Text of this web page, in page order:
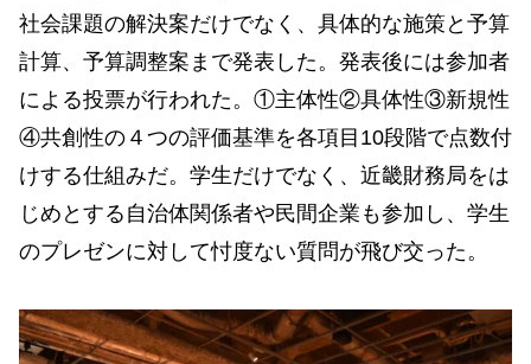
社会課題の解決案だけでなく、具体的な施策と予算
計算、予算調整案まで発表した。発表後には参加者
による投票が行われた。①主体性②具体性③新規性
④共創性の４つの評価基準を各項目10段階で点数付
けする仕組みだ。学生だけでなく、近畿財務局をは
じめとする自治体関係者や民間企業も参加し、学生
のプレゼンに対して忖度ない質問が飛び交った。